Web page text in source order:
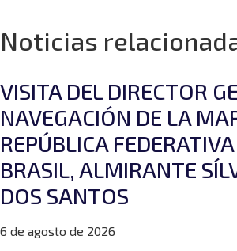
Noticias
VISITA DEL DIRECTOR
NAVEGACIÓN DE LA
REPÚBLICA
BRASIL, ALMIRANTE
DOS SANTOS
6 de agosto de 2026